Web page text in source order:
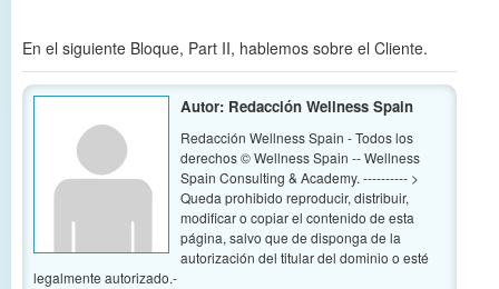
En el siguiente Bloque, Part II, hablemos sobre el Cliente.
Autor: Redacción Wellness Spain
Redacción Wellness Spain - Todos los
derechos © Wellness Spain -- Wellness
Spain Consulting & Academy. ---------- >
Queda prohibido reproducir, distribuir,
modificar o copiar el contenido de esta
página, salvo que de disponga de la
autorización del titular del dominio o esté
legalmente autorizado.-